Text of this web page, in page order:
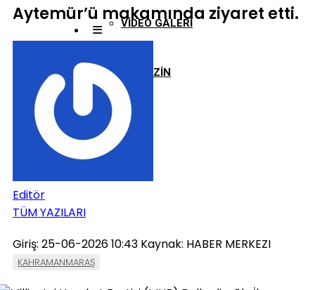
VİDEO GALERİ
MAGAZİN
Aytemür’ü makamında ziyaret etti.
Editör
TÜM YAZILARI
Giriş: 25-06-2026 10:43 Kaynak: HABER MERKEZI
KAHRAMANMARAŞ